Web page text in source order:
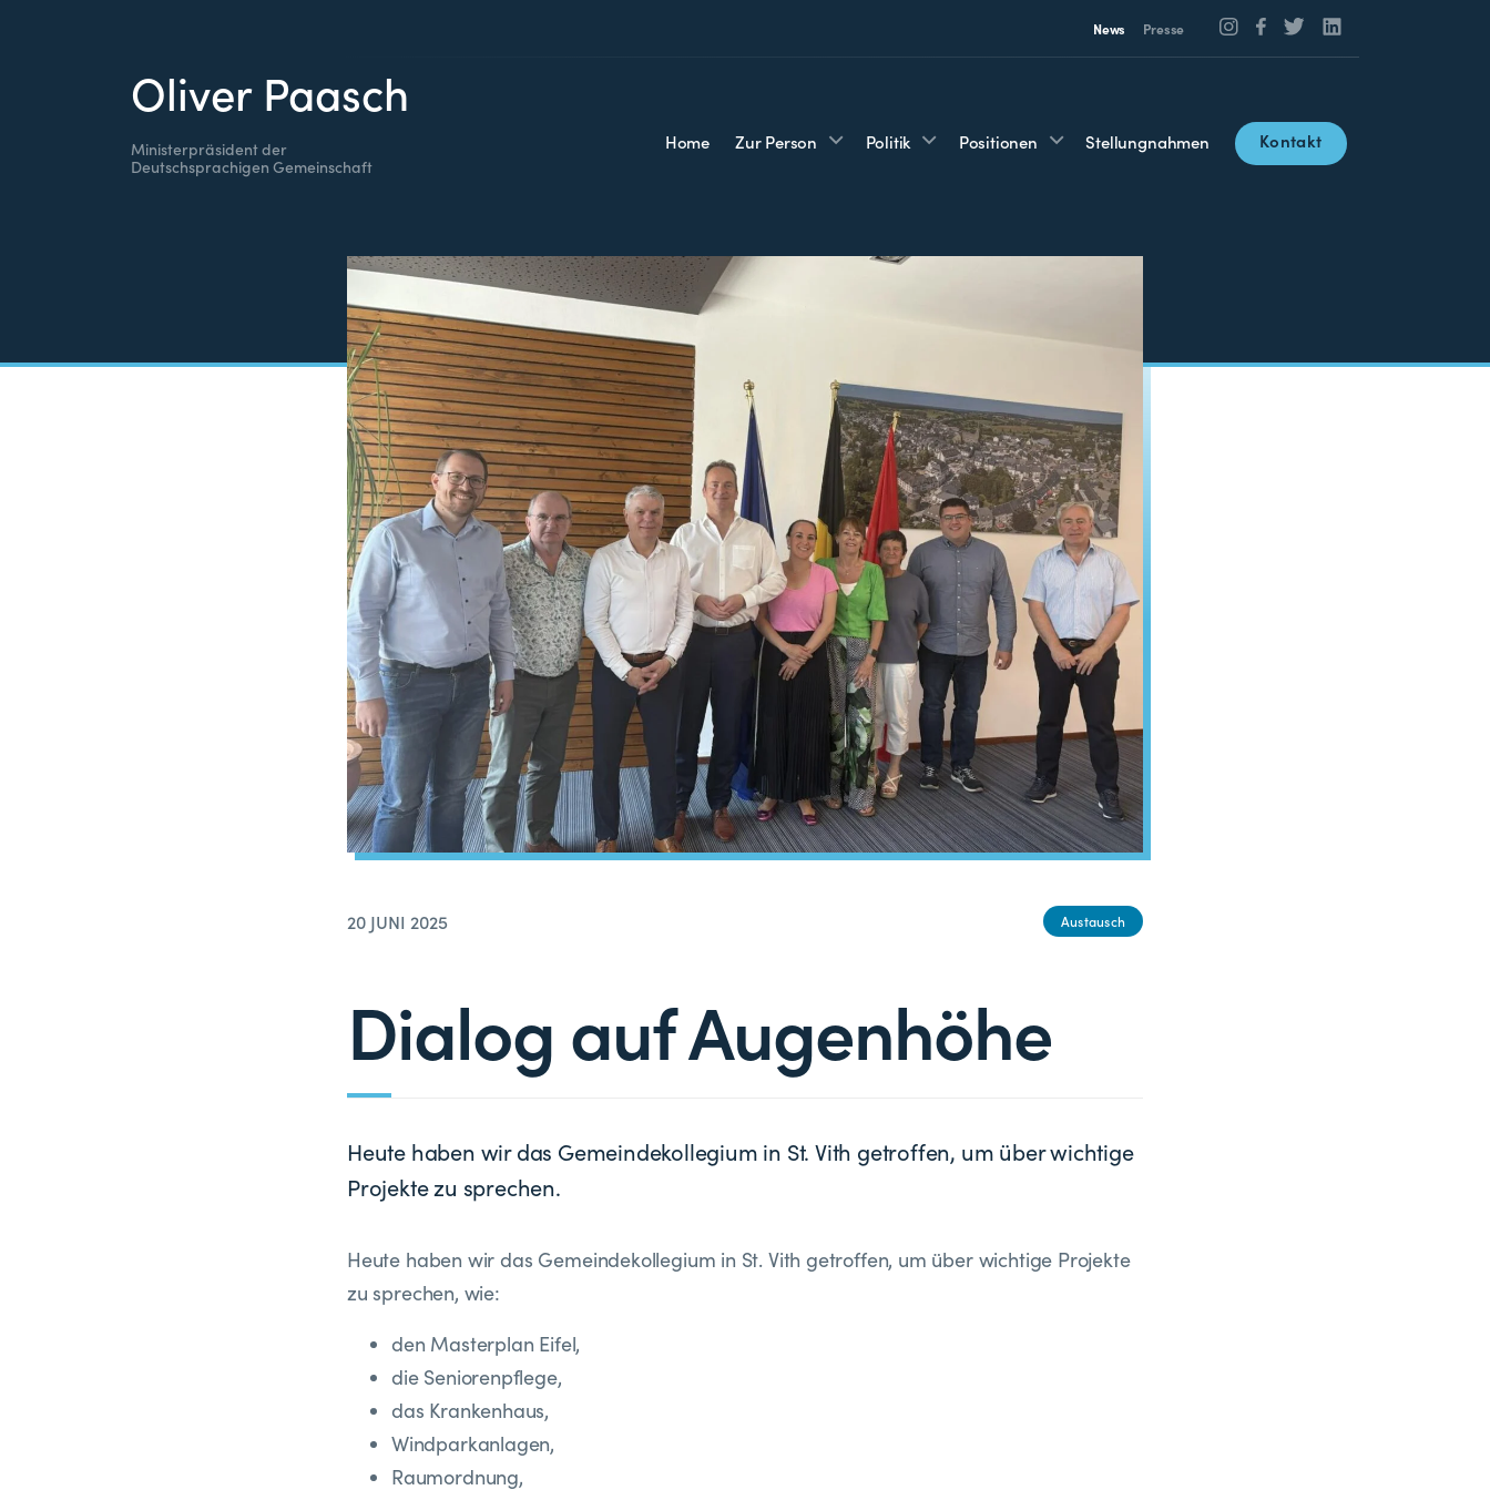
News Presse
Oliver Paasch
Ministerpräsident der
Deutschsprachigen Gemeinschaft
Home Zur Person Politik Positionen Stellungnahmen Kontakt
20 JUNI 2025 Austausch
Dialog auf Augenhöhe
Heute haben wir das Gemeindekollegium in St. Vith getroffen, um über wichtige
Projekte zu sprechen.
Heute haben wir das Gemeindekollegium in St. Vith getroffen, um über wichtige Projekte
zu sprechen, wie:
den Masterplan Eifel,
die Seniorenpflege,
das Krankenhaus,
Windparkanlagen,
Raumordnung,